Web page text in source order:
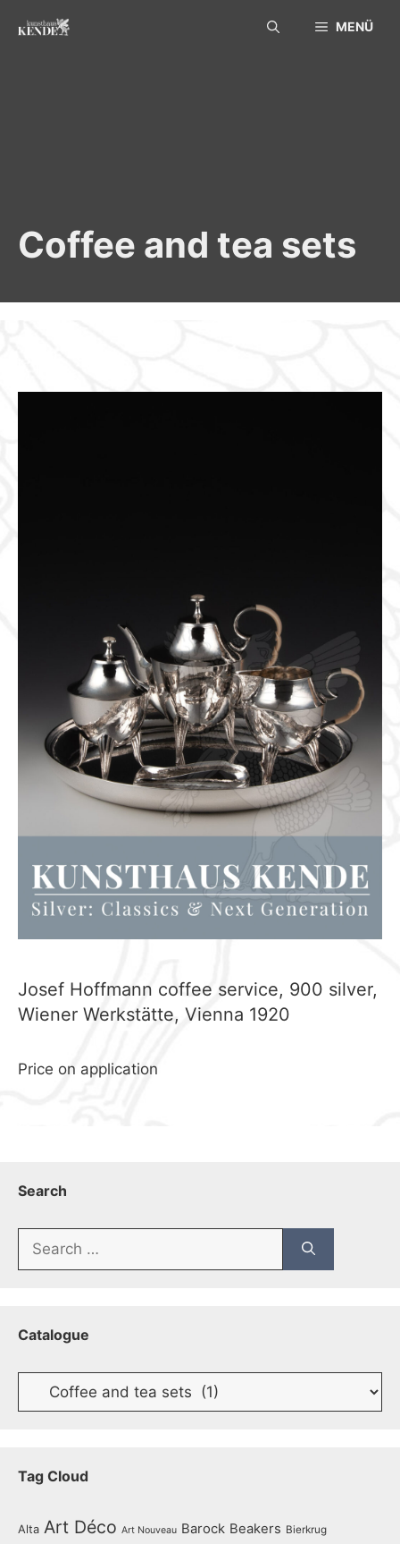
MENÜ
Coffee and tea sets
Josef Hoffmann coffee service, 900 silver,
Wiener Werkstätte, Vienna 1920
Price on application
Search
Search
Catalogue
Catalogue
Tag Cloud
Alta Art Déco Art Nouveau Barock Beakers Bierkrug